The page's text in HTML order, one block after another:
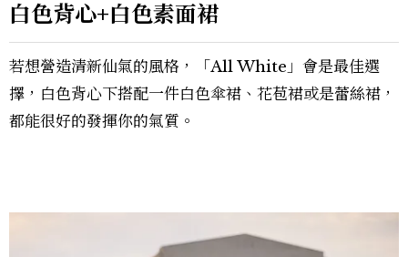
白色背心+白色素面裙
若想營造清新仙氣的風格，「All White」會是最佳選
擇，白色背心下搭配一件白色傘裙、花苞裙或是蕾絲裙，
都能很好的發揮你的氣質。